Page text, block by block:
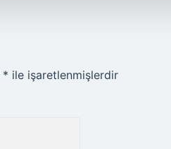
* ile işaretlenmişlerdir